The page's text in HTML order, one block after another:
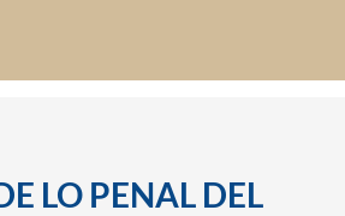
LO PENAL DEL